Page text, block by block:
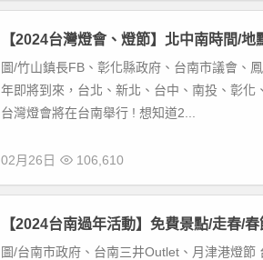
【2024台灣燈會、燈節】北中南時間/地
圖/竹山鎮長FB、彰化縣政府、台南市議會、
年即將到來，台北、新北、台中、南投、彰化
台灣燈會將在台南舉行 ! 想知道2...
02月26日 106,610
【2024台南過年活動】免費景點/走春/
圖/台南市政府、台南三井Outlet、月津港燈